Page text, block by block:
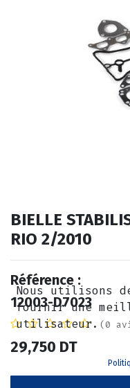
BIELLE
RIO 2/2010
Référence :
12003-D7023
(0
29,750 DT
Nous utilisons
fournir une
utilisateur.